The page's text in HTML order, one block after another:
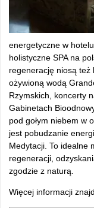
energetyczne w
holistyczne SPA na
regenerację niosą też
ożywioną wodą
Rzymskich, koncerty
Gabinetach
pod gołym niebem w
jest pobudzanie
Medytacji. To idealne
regeneracji,
zgodzie z naturą.
Więcej informacji